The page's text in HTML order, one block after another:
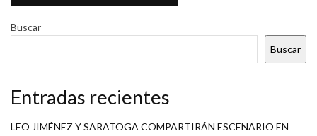
Buscar
Buscar
Entradas recientes
LEO JIMÉNEZ Y SARATOGA COMPARTIRÁN ESCENARIO EN